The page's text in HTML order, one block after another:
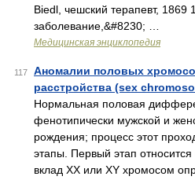
Biedl, чешский терапевт, 1869
заболевание,&#8230; …
Медицинская энциклопедия
117
Аномалии половых
расстройства (sex
Нормальная половая
фенотипически мужской и
рождения; процесс этот
этапы. Первый этап относится
вклад XX или XY хромосом